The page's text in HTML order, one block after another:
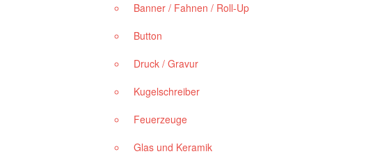
Banner / Fahnen / Roll-Up
Button
Druck / Gravur
Kugelschreiber
Feuerzeuge
Glas und Keramik